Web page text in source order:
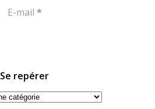
E-mail *
Se repérer